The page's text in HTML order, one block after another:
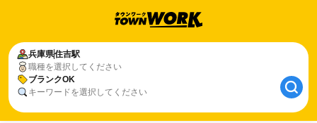
兵庫県住吉駅
職種を選択してください
ブランクOK
キーワードを選択してください